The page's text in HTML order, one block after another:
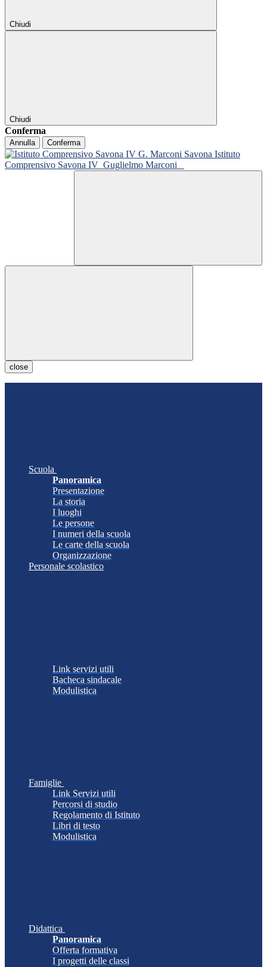
Chiudi
Chiudi
Conferma
Annulla Conferma
Istituto
Comprensivo Savona IV Guglielmo Marconi
close
Scuola
Panoramica
Presentazione
La storia
I luoghi
Le persone
I numeri della scuola
Le carte della scuola
Organizzazione
Personale scolastico
Link servizi utili
Bacheca sindacale
Modulistica
Famiglie
Link Servizi utili
Percorsi di studio
Regolamento di Istituto
Libri di testo
Modulistica
Didattica
Panoramica
Offerta formativa
I progetti delle classi